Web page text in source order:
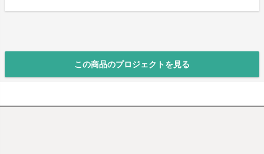
この商品のプロジェクトを見る